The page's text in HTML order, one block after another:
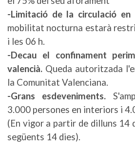
-Limitació de la circulació en
mobilitat nocturna estarà
i les 06 h.
-Decau el confinament
valencià. Queda autoritzada
la Comunitat Valenciana.
-Grans esdeveniments.
3.000 persones en interiors i
(En vigor a partir de dilluns 14
següents 14 dies).